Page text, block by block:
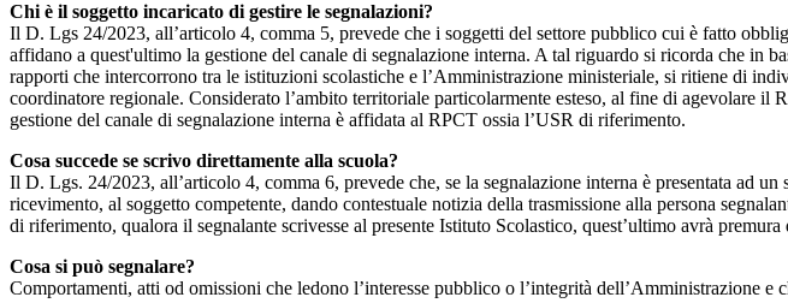
Chi è il soggetto incaricato di gestire le segnalazioni?
Il D. Lgs 24/2023, all’articolo 4, comma 5, prevede che i soggetti del settore pubblico cui è fatto
affidano a quest'ultimo la gestione del canale di segnalazione interna. A tal riguardo si ricorda che in
rapporti che intercorrono tra le istituzioni scolastiche e l’Amministrazione ministeriale, si ritiene di
coordinatore regionale. Considerato l’ambito territoriale particolarmente esteso, al fine di agevolare
gestione del canale di segnalazione interna è affidata al RPCT ossia l’USR di riferimento.
Cosa succede se scrivo direttamente alla scuola?
Il D. Lgs. 24/2023, all’articolo 4, comma 6, prevede che, se la segnalazione interna è presentata ad
ricevimento, al soggetto competente, dando contestuale notizia della trasmissione alla persona
di riferimento, qualora il segnalante scrivesse al presente Istituto Scolastico, quest’ultimo avrà
Cosa si può segnalare?
Comportamenti, atti od omissioni che ledono l’interesse pubblico o l’integrità dell’Amministrazione e